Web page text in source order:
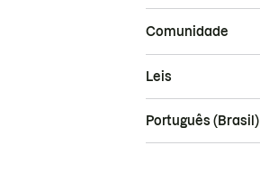
Comunidade
Leis
Português (Brasil)